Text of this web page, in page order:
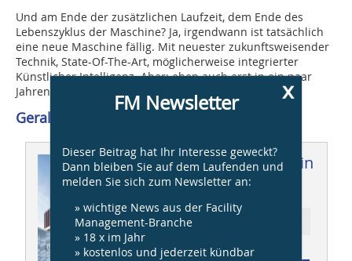
Und am Ende der zusätzlichen Laufzeit, dem Ende des
Lebenszyklus der Maschine? Ja, irgendwann ist tatsächlich
eine neue Maschine fällig. Mit neuester zukunftsweisender
Technik, State-Of-The-Art, möglicherweise integrierter
Künstlicher Intelligenz. Aber: eben auch erst in ein paar
Jahren.
Gerald Röckl, 83043 Bad Aibling
Dieser Artikel erschien in
FM 03/2024
Ressort: Technik
x
FM Newsletter
Dieser Beitrag hat Ihr Interesse geweckt?
Dann bleiben Sie auf dem Laufenden und
melden Sie sich zum Newsletter an:
» wichtige News aus der Facility
Management-Branche
» 18 x im Jahr
» kostenlos und jederzeit kündbar